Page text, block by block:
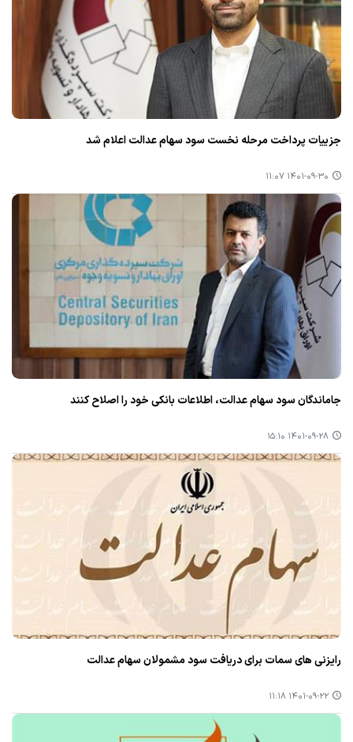
جزییات پرداخت مرحله نخست سود سهام عدالت اعلام شد
۱۴۰۱-۰۹-۳۰ ۱۱:۰۷
جاماندگان سود سهام عدالت، اطلاعات بانكی خود را اصلاح كنند
۱۴۰۱-۰۹-۲۸ ۱۵:۱۰
رایزنی های سمات برای دریافت سود مشمولان سهام عدالت
۱۴۰۱-۰۹-۲۲ ۱۱:۱۸